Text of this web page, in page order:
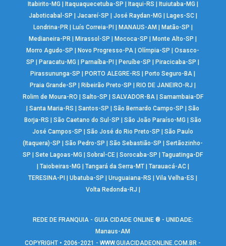
Itabirito-MG
Itaquaquecetuba-SP Itaqui-RS Ituiutaba-MG
Jaboticabal-SP
Jacareí-SP José Raydan-MG Lages-SC|
Londrina-PR| Luís Correia-PI MANAUS-AM Matão-SP
Medianeira-PR
Mirassol-SP Mococa-SP Monte Alto-SP
Morro Agudo-SP
Novo Progresso-PA |Olímpia-SP |Osasco-
SP
Paracatu-MG Parnaíba-PI Peruíbe-SP Piracicaba-SP
Pirassununga-SP
PORTO ALEGRE-RS Porto Seguro-BA
Praia Grande-SP
Ribeirão Preto-SP RIO DE JANEIRO-RJ
Rolim de Moura-RO
Salto-SP SALVADOR-BA| Samambaia-DF
|Santa Maria-RS |Santos-SP |São Bernardo Campo-SP |São
Borja-RS
|São Caetano do Sul-SP |São João Paraíso-MG |São
José Campos-SP
|São José do Rio Preto-SP |São Paulo
(Itaquera)-SP
|São Pedro-SP |São Sebastião-SP |Sertãozinho-
SP
|Sete Lagoas-MG |Sobral-CE |Sorocaba-SP |Taguatinga-DF
Taiobeiras-MG Tangará da Serra-MT| Tarauacá-AC|
TERESINA-PI
|Ubatuba-SP |Uruguaiana-RS |Vila Velha-ES
Volta Redonda-RJ
REDE DE FRANQUIA - GUIA CIDADE ONLINE ® - UNIDADE:
Manaus-AM
COPYRIGHT • 2006-2021 -WWW.GUIACIDADEONLINE.COM.BR -